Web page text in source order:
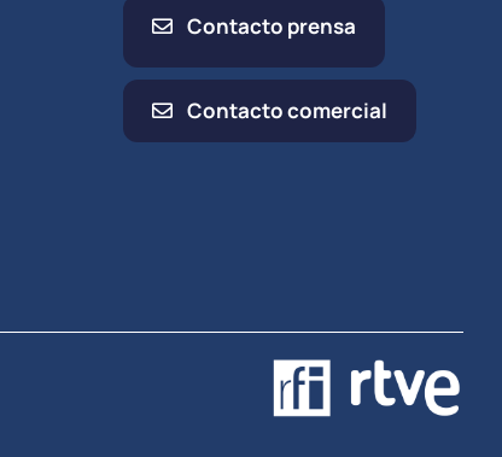
Contacto prensa
Contacto comercial